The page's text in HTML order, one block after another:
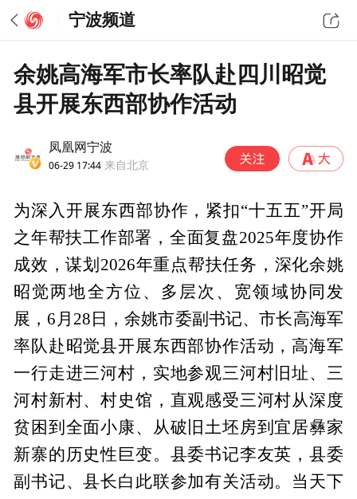
宁波频道
余姚高海军市长率队赴四川昭觉
县开展东西部协作活动
凤凰网宁波
06-29 17:44 来自北京
为深入开展东西部协作，紧扣“十五五”开局
之年帮扶工作部署，全面复盘2025年度协作
成效，谋划2026年重点帮扶任务，深化余姚
昭觉两地全方位、多层次、宽领域协同发
展，6月28日，余姚市委副书记、市长高海军
率队赴昭觉县开展东西部协作活动，高海军
一行走进三河村，实地参观三河村旧址、三
河村新村、村史馆，直观感受三河村从深度
贫困到全面小康、从破旧土坯房到宜居彝家
新寨的历史性巨变。县委书记李友英，县委
副书记、县长白此联参加有关活动。当天下